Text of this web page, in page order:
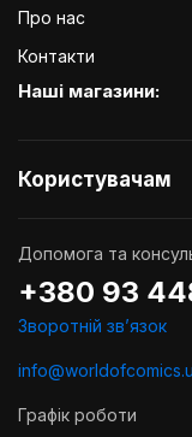
Про нас
Контакти
Наші магазини:
Користувачам
Допомога та
+380 93
Зворотній звʼязок
Графік роботи